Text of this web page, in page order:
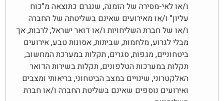
ו/או לאי-מסירה של הזמנה, שנגרם כתוצאה מ"כוח
עליון" ו/או מאירועים שאינם בשליטתה של החברה
ו/או של חברת השליחויות ו/או דואר ישראל, לרבות, אך
מבלי לגרוע, מלחמות, שביתות, אסונות טבע, אירועים
ביטחוניים, מגפות, סגרים, תקלות במערכת המחשוב,
תקלות במערכות הטלפונים, תקלות בשירות הדואר
האלקטרוני, שינויים במצב הביטחוני, בריאותי ומצבים
ואירועים נוספים שאינם בשליטת החברה ו/או חברת